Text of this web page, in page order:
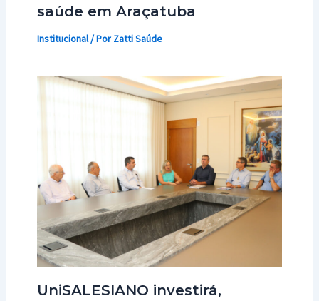
saúde em Araçatuba
Institucional/ PorZatti Saúde
UniSALESIANO investirá,